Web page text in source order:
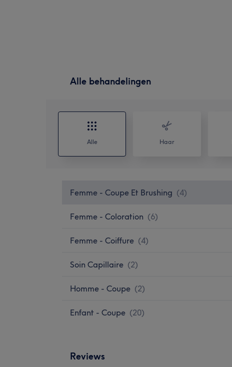
Alle behandelingen
Alle Haar
Femme - Coupe Et Brushing (4)
Femme - Coloration (6)
Femme - Coiffure (4)
Soin Capillaire (2)
Homme - Coupe (2)
Enfant - Coupe (20)
Reviews